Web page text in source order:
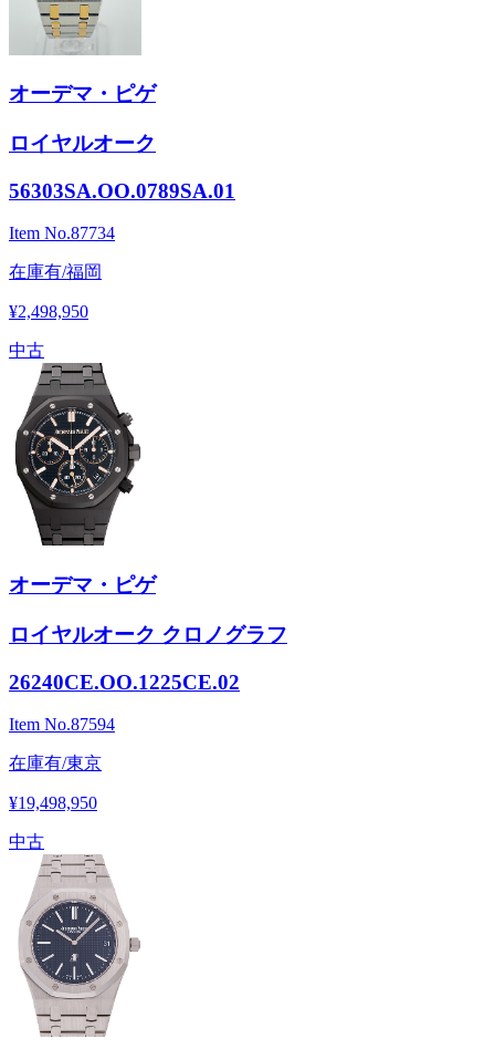
オーデマ・ピゲ
ロイヤルオーク
56303SA.OO.0789SA.01
Item No.87734
在庫有/福岡
¥2,498,950
中古
オーデマ・ピゲ
ロイヤルオーク クロノグラフ
26240CE.OO.1225CE.02
Item No.87594
在庫有/東京
¥19,498,950
中古